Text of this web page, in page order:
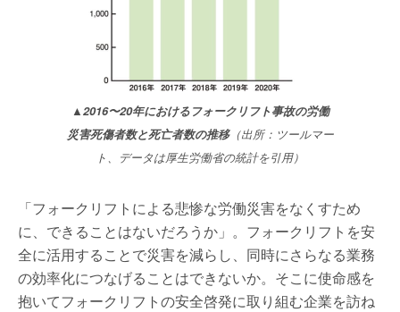
▲2016〜20年におけるフォークリフト事故の労働
災害死傷者数と死亡者数の推移（出所：ツールマー
ト、データは厚生労働省の統計を引用）
「フォークリフトによる悲惨な労働災害をなくすため
に、できることはないだろうか」。フォークリフトを安
全に活用することで災害を減らし、同時にさらなる業務
の効率化につなげることはできないか。そこに使命感を
抱いてフォークリフトの安全啓発に取り組む企業を訪ね